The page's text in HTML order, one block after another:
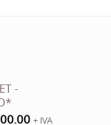
-
El+ IVA